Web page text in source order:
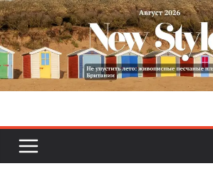
Skip
to
content